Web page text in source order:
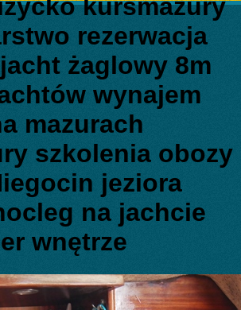
kursmazury
rezerwacja
żaglowy 8m
wynajem
mazurach
szkolenia obozy
jeziora
na jachcie
wnętrze